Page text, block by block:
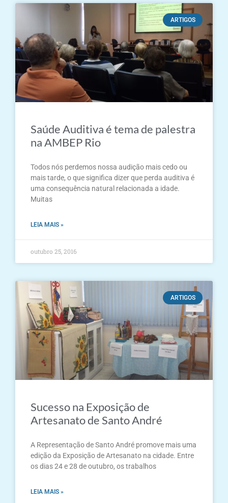
ARTIGOS
Saúde Auditiva é tema de palestra
na AMBEP Rio
Todos nós perdemos nossa audição mais cedo ou
mais tarde, o que significa dizer que perda auditiva é
uma consequência natural relacionada a idade.
Muitas
LEIA MAIS »
outubro 25, 2016
ARTIGOS
Sucesso na Exposição de
Artesanato de Santo André
A Representação de Santo André promove mais uma
edição da Exposição de Artesanato na cidade. Entre
os dias 24 e 28 de outubro, os trabalhos
LEIA MAIS »